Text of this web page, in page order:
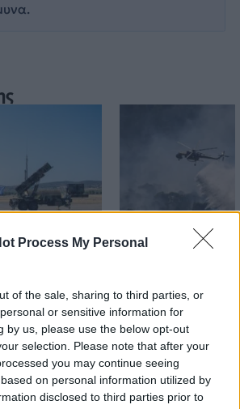
Process My Personal
of the sale, sharing to third parties, or
or sensitive information for
by us, please use the below opt-out
selection. Please note that after your
you may continue seeing
on personal information utilized by
disclosed to third parties prior to
η
–
στο
δυστύχημα
συντονισμός
μοντέλο